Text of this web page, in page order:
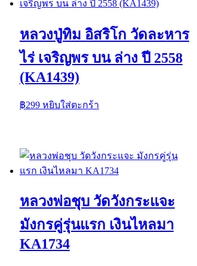
หลวงปู่ทิม อิสริโก วัดละหาร
ไร่ เจริญพร บน ล่าง ปี 2558
(KA1439)
฿299 หยิบใส่ตะกร้า
หลวงพ่อชุบ วัดวังกระแจะ
มังกรคู่รุ่นแรก เงินไหลมา
KA1734